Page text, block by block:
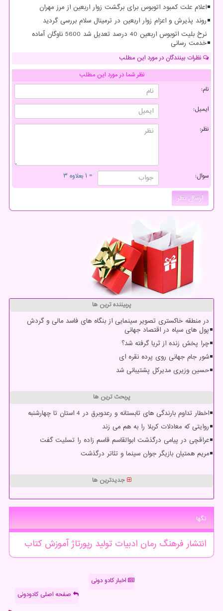
اعلام علت کمبود اتوبوس برای برگشت زوار اربعین از مرز مهران
روند پذیرش و اعزام زوار اربعین در ترمینال سلام بررسی گردید
نرخ بلیت اتوبوس اربعین 40 درصد تعدیل شد 5600 ناوگان آماده
خدمت رسانی
نظرات بینندگان در مورد این مطلب
نظر شما در مورد این مطلب
نام:
ایمیل:
نظر:
سوال: = ۱ بعلاوه ۳
پربیننده ترین ها
در منطقه خاکستری تصویر سینمایی از بنگاه های فاسد مالی و گردش
پول های سیاه در اقتصاد جهانی
چرا پخش زنده از ثریا گرفته شد؟
شور جام جهانی روی پرده نقره ای
حسین وزیری مدیرکل پشتیبانی شد
پربحث ترین ها
اخطار تداوم بارندگی های تابستانه و رعدوبرق در 4 استان تا چهارشنبه
روایتی که معادلات کربلا را به هم می زند
عراقچی در پیامی درگذشت ابوالقاسم قاسم زاده را تسلیت گفت
مریم همتیان بازیگر جوان سینما و تئاتر درگذشت
جدیدترین ها
تگها
انتشار فرهنگ رمان ادبیات تولید رپورتاژآموزشكتاب
اخبار کادو دونی
صفحه اصلی کادودونی